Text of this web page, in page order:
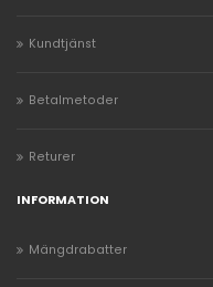
Kundtjänst
Betalmetoder
Returer
INFORMATION
Mängdrabatter